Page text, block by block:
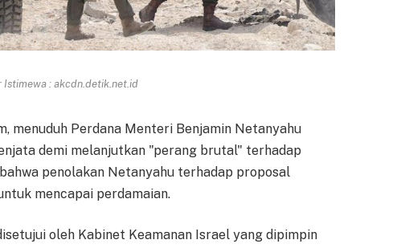
Istimewa : akcdn.detik.net.id
menuduh Perdana Menteri Benjamin Netanyahu
demi melanjutkan "perang brutal" terhadap
penolakan Netanyahu terhadap proposal
mencapai perdamaian.
oleh Kabinet Keamanan Israel yang dipimpin